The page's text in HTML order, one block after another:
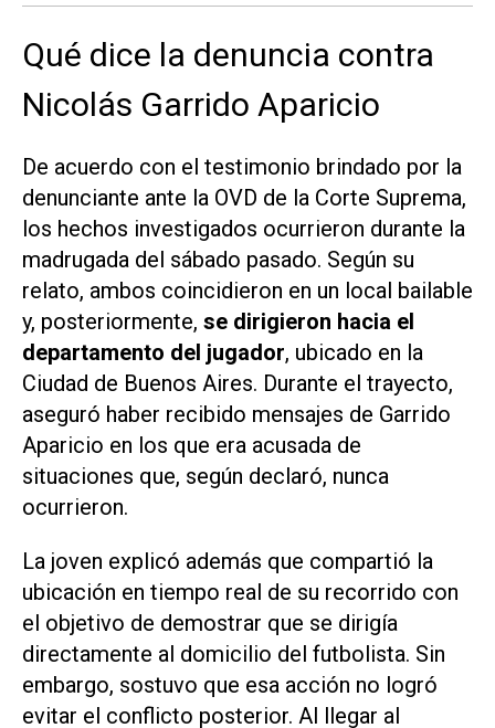
Qué dice la denuncia contra
Nicolás Garrido Aparicio
De acuerdo con el testimonio brindado por la
denunciante ante la OVD de la Corte Suprema,
los hechos investigados ocurrieron durante la
madrugada del sábado pasado. Según su
relato, ambos coincidieron en un local bailable
y, posteriormente, se dirigieron hacia el
departamento del jugador, ubicado en la
Ciudad de Buenos Aires. Durante el trayecto,
aseguró haber recibido mensajes de Garrido
Aparicio en los que era acusada de
situaciones que, según declaró, nunca
ocurrieron.
La joven explicó además que compartió la
ubicación en tiempo real de su recorrido con
el objetivo de demostrar que se dirigía
directamente al domicilio del futbolista. Sin
embargo, sostuvo que esa acción no logró
evitar el conflicto posterior. Al llegar al